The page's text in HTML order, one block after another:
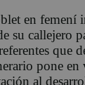
en femení
su callejero
que
pone en
al